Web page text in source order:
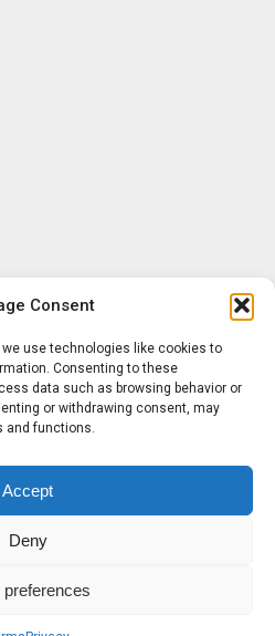
Consent
use technologies like cookies to
Consenting to these
data such as browsing behavior or
or withdrawing consent, may
and functions.
Accept
Deny
preferences